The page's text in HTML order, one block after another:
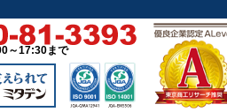
～17:30まで